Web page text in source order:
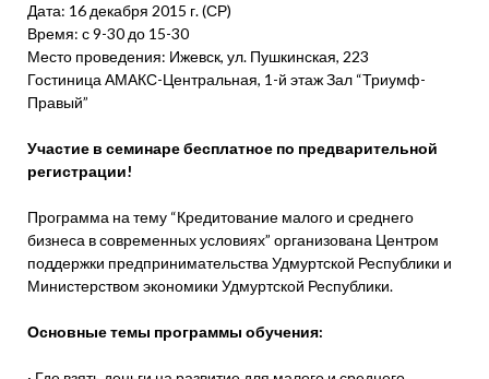
Дата: 16 декабря 2015 г. (СР)
Время: с 9-30 до 15-30
Место проведения: Ижевск, ул. Пушкинская, 223
Гостиница АМАКС-Центральная, 1-й этаж Зал “Триумф-
Правый”
Участие в семинаре бесплатное по предварительной
регистрации!
Программа на тему “Кредитование малого и среднего
бизнеса в современных условиях” организована Центром
поддержки предпринимательства Удмуртской Республики и
Министерством экономики Удмуртской Республики.
Основные темы программы обучения: